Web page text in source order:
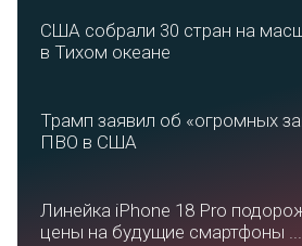
США собрали 30 стран на
в Тихом океане
Трамп заявил об «огромных
ПВО в США
Линейка iPhone 18 Pro
цены на будущие смартфоны ...